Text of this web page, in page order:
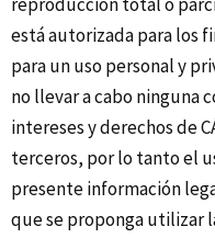
está autorizada para los
para un uso personal y
no llevar a cabo ninguna
intereses y derechos de
terceros, por lo tanto el
presente información
que se proponga utilizar